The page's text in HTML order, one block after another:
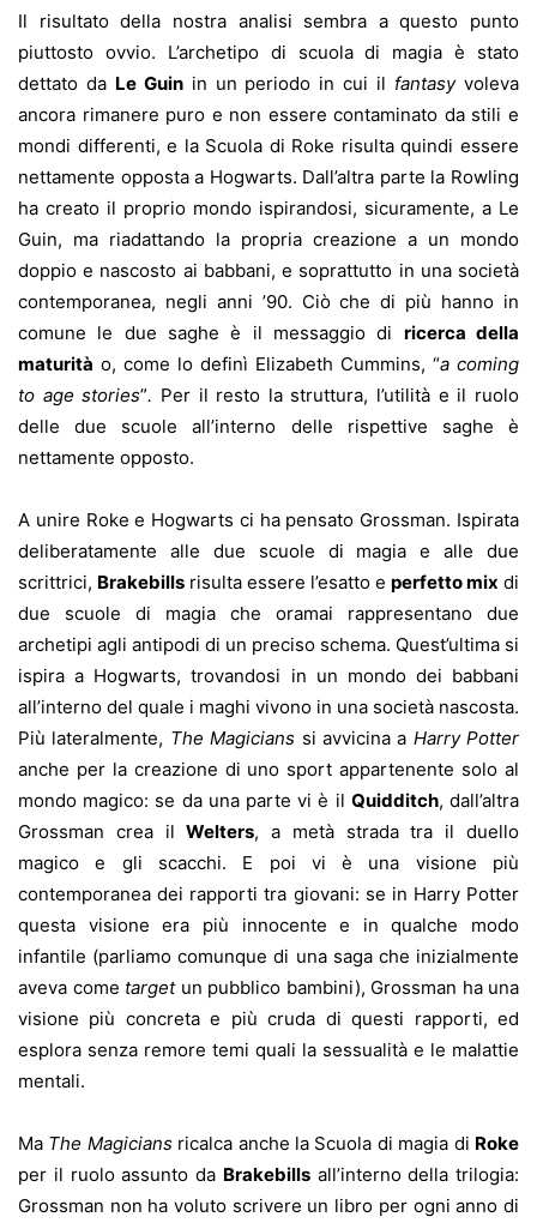
Il risultato della nostra analisi sembra a questo punto
piuttosto ovvio. L’archetipo di scuola di magia è stato
dettato da Le Guinin un periodo in cui il fantasyvoleva
ancora rimanere puro e non essere contaminato da stili e
mondi differenti, e la Scuola di Roke risulta quindi essere
nettamente opposta a Hogwarts. Dall’altra parte la Rowling
ha creato il proprio mondo ispirandosi, sicuramente, a Le
Guin, ma riadattando la propria creazione a un mondo
doppio e nascosto ai babbani, e soprattutto in una società
contemporanea, negli anni ’90. Ciò che di più hanno in
comune le due saghe è il messaggio di ricerca della
maturità o, come lo definì Elizabeth Cummins, “a coming
to age stories”. Per il resto la struttura, l’utilità e il ruolo
delle due scuole all’interno delle rispettive saghe è
nettamente opposto.
A unire Roke e Hogwarts ci ha pensato Grossman. Ispirata
deliberatamente alle due scuole di magia e alle due
scrittrici, Brakebills risulta essere l’esatto e perfetto mix di
due scuole di magia che oramai rappresentano due
archetipi agli antipodi di un preciso schema. Quest’ultima si
ispira a Hogwarts, trovandosi in un mondo dei babbani
all’interno del quale i maghi vivono in una società nascosta.
Più lateralmente, The Magicians si avvicina a Harry Potter
anche per la creazione di uno sport appartenente solo al
mondo magico: se da una parte vi è il Quidditch, dall’altra
Grossman crea ilWelters, a metà strada tra il duello
magico e gli scacchi. E poi vi è una visione più
contemporanea dei rapporti tra giovani: se in Harry Potter
questa visione era più innocente e in qualche modo
infantile (parliamo comunque di una saga che inizialmente
aveva come targetun pubblico bambini), Grossman ha una
visione più concreta e più cruda di questi rapporti, ed
esplora senza remore temi quali la sessualità e le malattie
mentali.
Ma The Magiciansricalca anche la Scuola di magia di Roke
per il ruolo assunto da Brakebillsall’interno della trilogia:
Grossman non ha voluto scrivere un libro per ogni anno di